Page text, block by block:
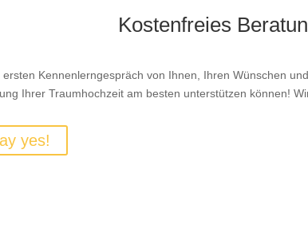
Kostenfreies
Kennenlerngespräch von Ihnen, Ihren Wünschen
Ihrer Traumhochzeit am besten unterstützen können!
yes!